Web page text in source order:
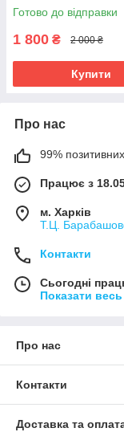
Готово до відправки
1 800 ₴ 2 000 ₴
Купити
Про нас
99% позитивних
Працює з
м. Харків
Т.Ц.
Контакти
Сьогодні
Показати
Про нас
Контакти
Доставка та